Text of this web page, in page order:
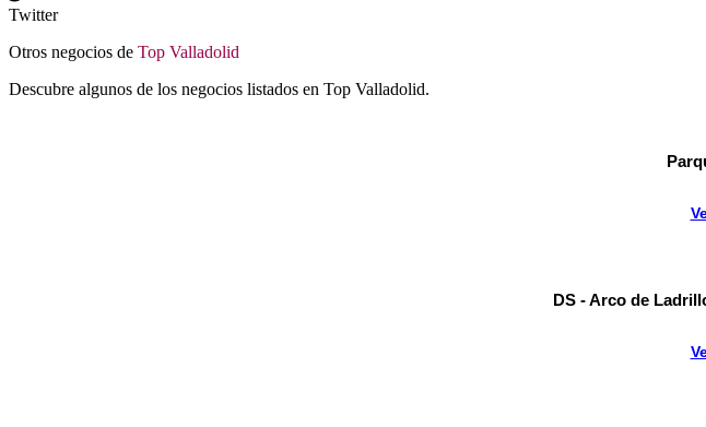
Twitter
Otros negocios de Top Valladolid
Descubre algunos de los negocios listados en Top Valladolid.
DS - Arco de